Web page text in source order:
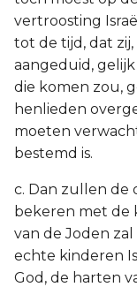
vertroosting
tot de tijd, dat
aangeduid,
die komen zou,
henlieden
moeten
bestemd is.
c. Dan zullen de
bekeren met de
van de Joden
echte kinderen
God, de harten